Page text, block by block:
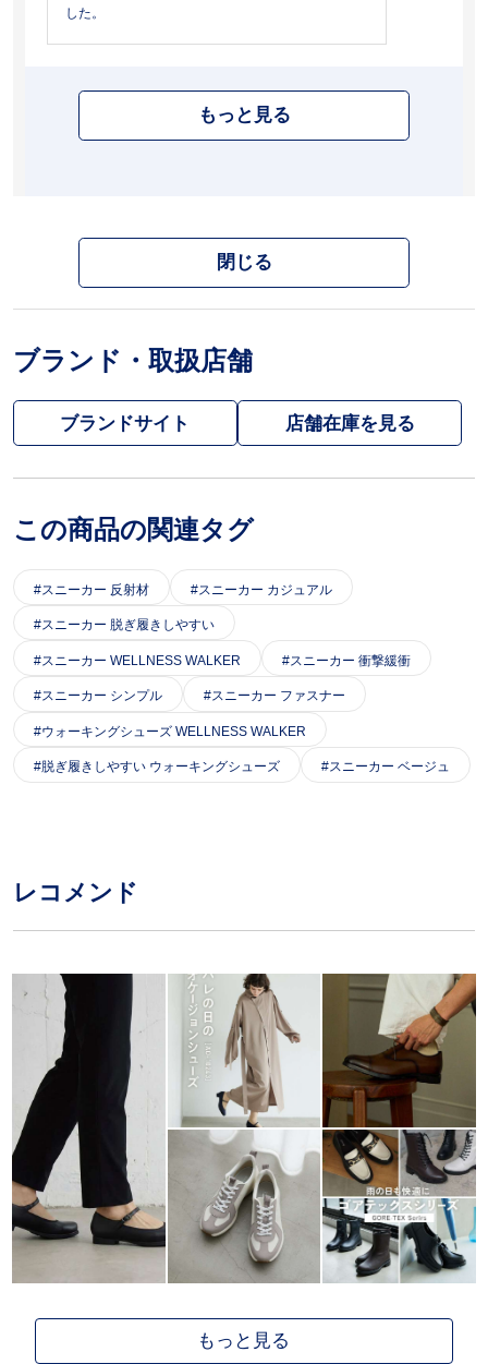
した。
もっと見る
閉じる
ブランド・取扱店舗
ブランドサイト
この商品の関連タグ
スニーカー 反射材 スニーカー カジュアル
スニーカー 脱ぎ履きしやすい
スニーカー WELLNESS WALKER スニーカー 衝撃緩衝
スニーカー シンプル スニーカー ファスナー
ウォーキングシューズ WELLNESS WALKER
脱ぎ履きしやすい ウォーキングシューズ スニーカー ベージュ
レコメンド